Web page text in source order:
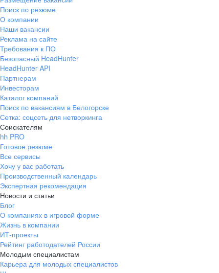
Поиск по резюме
О компании
Наши вакансии
Реклама на сайте
Требования к ПО
Безопасный HeadHunter
HeadHunter API
Партнерам
Инвесторам
Каталог компаний
Поиск по вакансиям в Белогорске
Сетка: соцсеть для нетворкинга
Соискателям
hh PRO
Готовое резюме
Все сервисы
Хочу у вас работать
Производственный календарь
Экспертная рекомендация
Новости и статьи
Блог
О компаниях в игровой форме
Жизнь в компании
ИТ-проекты
Рейтинг работодателей России
Молодым специалистам
Карьера для молодых специалистов